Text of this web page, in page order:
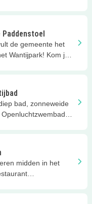
Paddenstoel
de gemeente het
Wantijpark! Kom je
bad, zonneweide
midden in het